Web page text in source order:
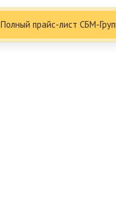
Полный прайс-лист СБМ-